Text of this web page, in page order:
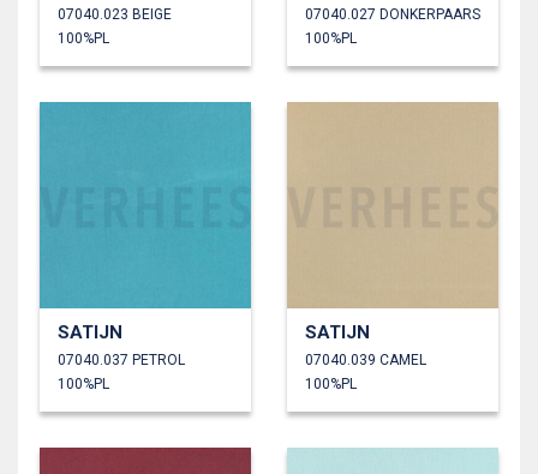
07040.023 BEIGE
100%PL
07040.027 DONKERPAARS
100%PL
SATIJN
07040.037 PETROL
100%PL
SATIJN
07040.039 CAMEL
100%PL